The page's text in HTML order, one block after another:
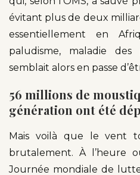
évitant plus de deux
essentiellement en
paludisme, maladie
semblait alors en passe
56 millions de
génération ont été
Mais voilà que le vent
brutalement. À l’heure
Journée mondiale de